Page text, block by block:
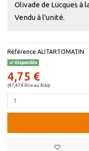
Olivade de Lucques
Vendu à l'unité.
Référence ALITARTOMATIN
Disponible
4,75 €
(47,47 € Prix au Kilo)